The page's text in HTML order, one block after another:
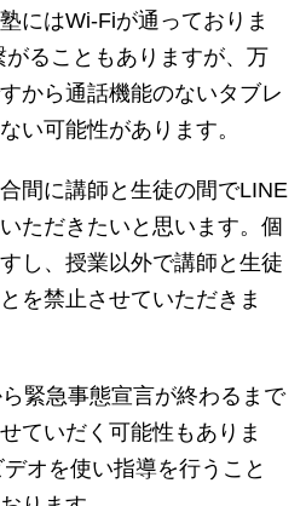
にはWi-Fiが通っておりま
ることもありますが、万
から通話機能のないタブレ
い可能性があります。
間に講師と生徒の間でLINE
ただきたいと思います。個
し、授業以外で講師と生徒
を禁止させていただきま
緊急事態宣言が終わるまで
ていだく可能性もありま
オを使い指導を行うこと